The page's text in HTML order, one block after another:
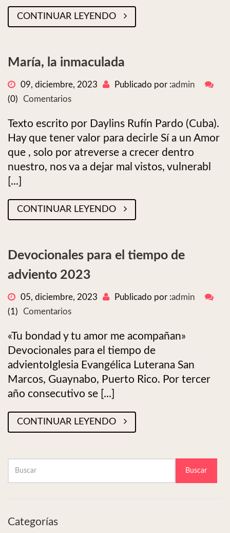
CONTINUAR LEYENDO
María, la inmaculada
09, diciembre, 2023 Publicado por :admin
(0)
Comentarios
Texto escrito por Daylins Rufín Pardo (Cuba).
Hay que tener valor para decirle Sí a un Amor
que , solo por atreverse a crecer dentro
nuestro, nos va a dejar mal vistos, vulnerabl
[...]
CONTINUAR LEYENDO
Devocionales para el tiempo de
adviento 2023
05, diciembre, 2023 Publicado por :admin
(1)
Comentarios
«Tu bondad y tu amor me acompañan»
Devocionales para el tiempo de
advientoIglesia Evangélica Luterana San
Marcos, Guaynabo, Puerto Rico. Por tercer
año consecutivo se [...]
CONTINUAR LEYENDO
Buscar
Categorías